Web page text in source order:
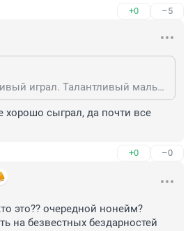
+0 –5
Там ещё Кологривый играл. Талантливый мальчик. Я в последний раз видел его в киноподелке "Август". Истерил он там классно.
хорошо сыграл, да почти все
+0 –0
это?? очередной нонейм?
на безвестных бездарностей